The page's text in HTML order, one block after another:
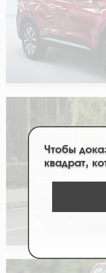
Чтобы
квадрат,